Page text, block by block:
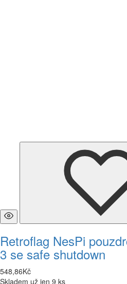
Retroflag NesPi
3 se safe shutdown
548,86Kč
Skladem už jen 9 ks